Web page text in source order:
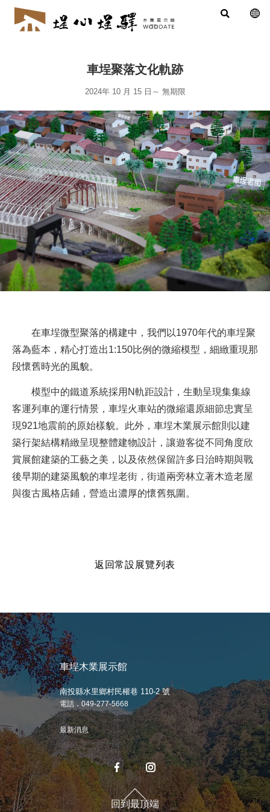
車埕聚落文化軌跡
2024年 10 月 15 日 ～ 無期限
在車埕微型聚落的構建中，我們以1970年代的車埕聚
落為藍本，精心打造出1:150比例的微縮模型，細緻重現那
段懷舊時光的風貌。
模型中的鐵道系統採用 N軌距設計，生動呈現集集線
客運列車的運行情景，車埕火車站的微縮還原細節忠實呈
現921地震前的原始樣貌。此外，車埕木業展示館則以建
築行架結構精緻呈現整體建物設計，讓遊客從不同角度欣
賞展館建築的工藝之美，以及依然保留許多日治時期與戰
後早期的建築風貌的車埕老街，街道兩旁林立著木造老屋
與復古風格店鋪，營造出濃厚的懷舊氛圍。
返回常設展覽列表
車埕木業展示館
南投縣水里鄉村民權巷 110-2 號
電話．049-277-5668
最新消息
回到最頂端